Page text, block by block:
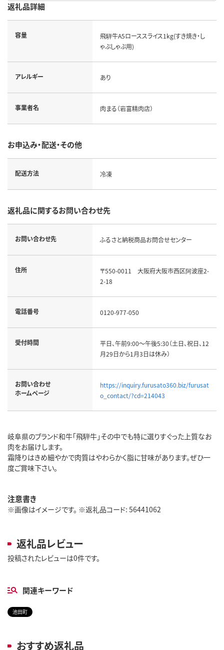
返礼品詳細
容量
飛騨牛A5ローススライス1kg(すき焼き・し
ゃぶしゃぶ用)
アレルギー あり
事業者名 肉まる（岩富精肉店）
お申込み・配送・その他
配送方法 冷凍
返礼品に関するお問い合わせ先
お問い合わせ先 ふるさと納税商品お問合せセンター
住所
〒550-0011 大阪府大阪市西区阿波座2-
2-18
電話番号 0120-977-050
受付時間
平日、午前9:00～午後5:30（土日、祝日、12
月29日から1月3日は休み）
お問い合わせ
ホームページ
https://inquiry.furusato360.biz/furusat
o_contact/?cd=214043
岐阜県のブランド和牛「飛騨牛」その中でも特に選りすぐった上質なお
肉をお届けします。
霜降りはきめ細やかで肉質はやわらかく脂に甘味があります。ぜひ一
度ご賞味下さい。
注意書き
※画像はイメージです。 ※返礼品コード: 56441062
返礼品レビュー
投稿されたレビューは0件です。
関連キーワード
池田町
おすすめ返礼品